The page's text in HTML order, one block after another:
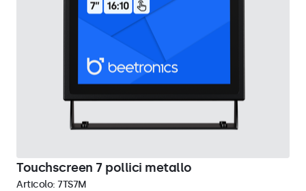
Touchscreen 7 pollici metallo
Articolo: 7TS7M